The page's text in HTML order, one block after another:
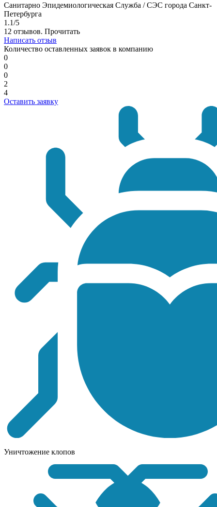
Санитарно Эпидемиологическая Служба / СЭС города Санкт-
Петербурга
1.1/5
12 отзывов. Прочитать
Написать отзыв
Количество оставленных заявок в компанию
0
0
0
2
4
Оставить заявку
Уничтожение клопов